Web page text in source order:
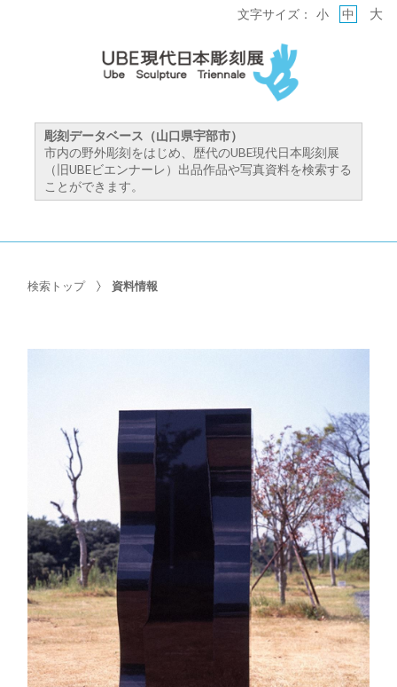
彫刻データベース（山口県宇部市）
市内の野外彫刻をはじめ、歴代のUBE現代日本彫刻展
（旧UBEビエンナーレ）出品作品や写真資料を検索する
ことができます。
文字サイズ： 小 中 大
検索トップ 資料情報